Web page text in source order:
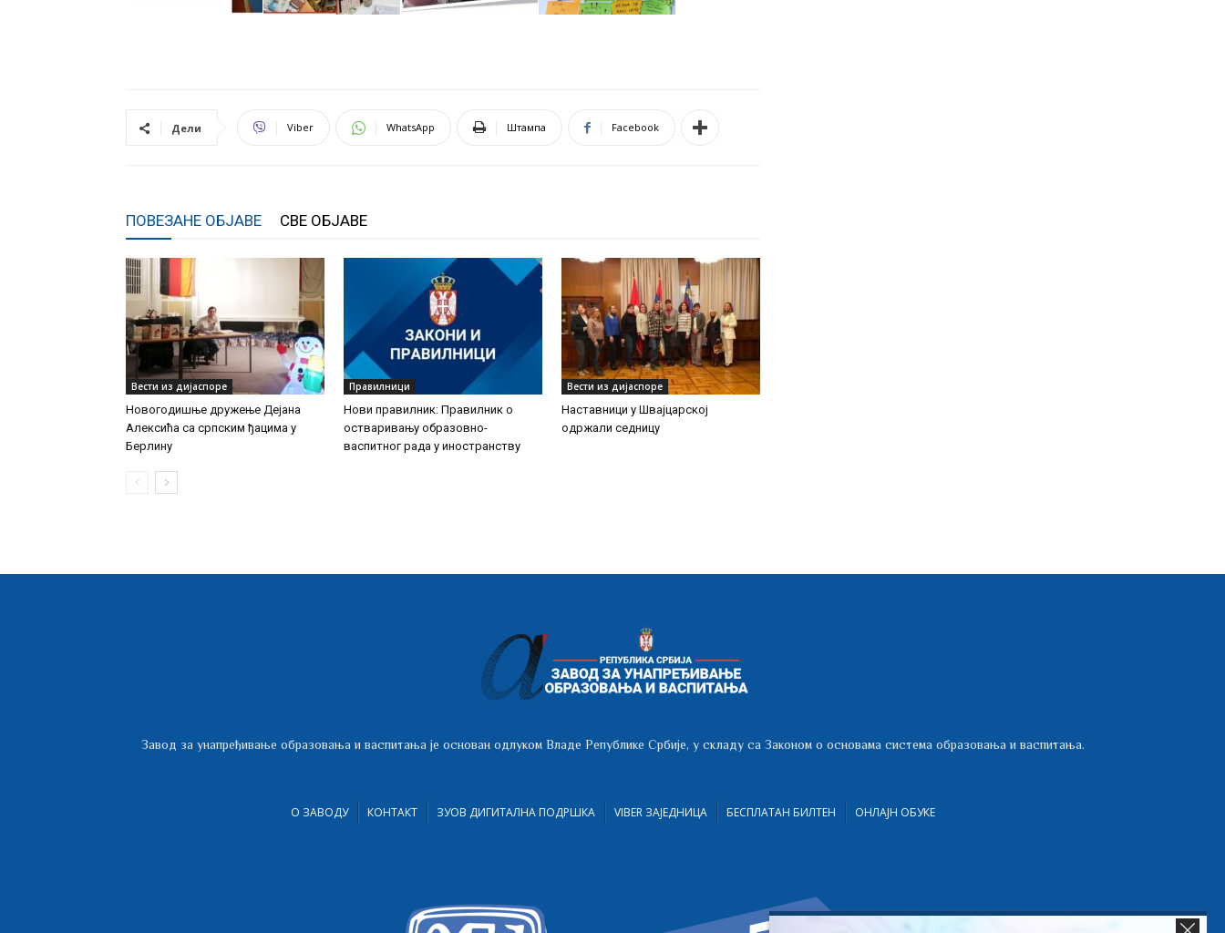
Дели Viber WhatsApp Штампа Facebook
ПОВЕЗАНЕ ОБЈАВЕ СВЕ ОБЈАВЕ
Вести из дијаспоре
Новогодишње дружење Дејана
Алексића са српским ђацима у
Берлину
Правилници
Нови правилник: Правилник о
остваривању образовно-
васпитног рада у иностранству
Вести из дијаспоре
Наставници у Швајцарској
одржали седницу
Завод за унапређивање образовања и васпитања је основан одлуком Владе Републике Србије, у складу са Законом о основама система образовања и васпитања.
О ЗАВОДУ КОНТАКТ ЗУОВ ДИГИТАЛНА ПОДРШКА VIBER ЗАЈЕДНИЦА БЕСПЛАТАН БИЛТЕН ОНЛАЈН ОБУКЕ